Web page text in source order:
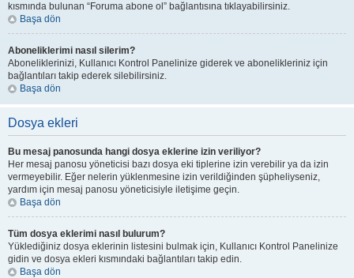
kısmında bulunan “Foruma abone ol” bağlantısına tıklayabilirsiniz.
Başa dön
Aboneliklerimi nasıl silerim?
Aboneliklerinizi, Kullanıcı Kontrol Panelinize giderek ve abonelikleriniz için
bağlantıları takip ederek silebilirsiniz.
Başa dön
Dosya ekleri
Bu mesaj panosunda hangi dosya eklerine izin veriliyor?
Her mesaj panosu yöneticisi bazı dosya eki tiplerine izin verebilir ya da izin
vermeyebilir. Eğer nelerin yüklenmesine izin verildiğinden şüpheliyseniz,
yardım için mesaj panosu yöneticisiyle iletişime geçin.
Başa dön
Tüm dosya eklerimi nasıl bulurum?
Yüklediğiniz dosya eklerinin listesini bulmak için, Kullanıcı Kontrol Panelinize
gidin ve dosya ekleri kısmındaki bağlantıları takip edin.
Başa dön